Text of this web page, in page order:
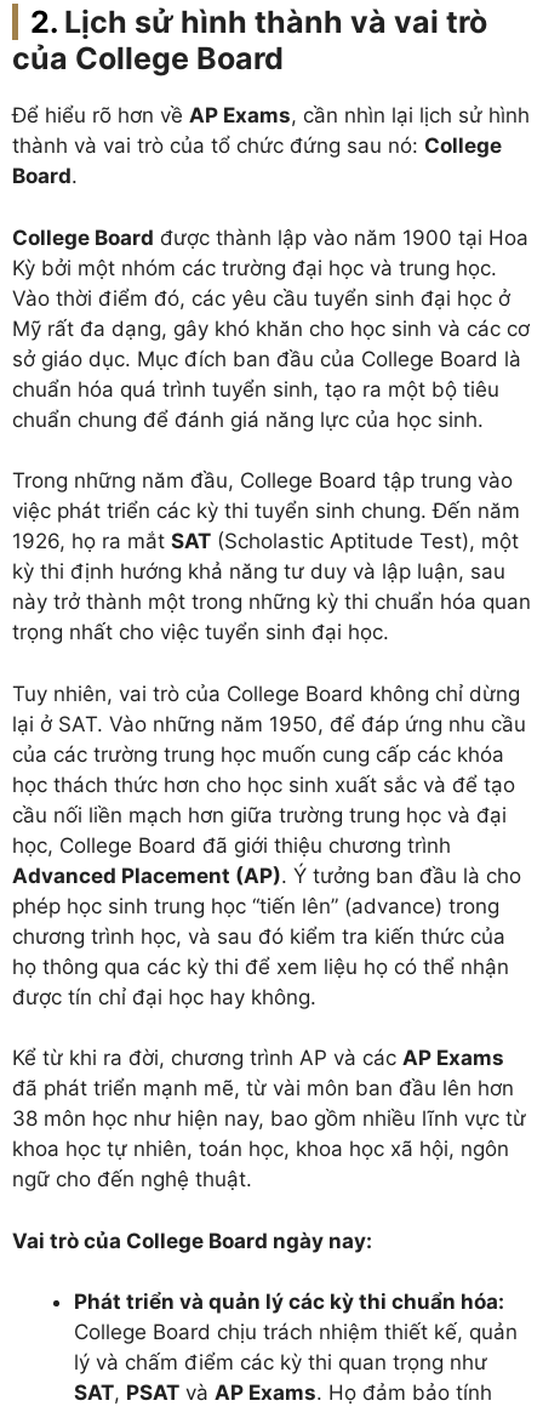
Lịch sử hình thành và vai trò
của College Board
Để hiểu rõ hơn về AP Exams, cần nhìn lại lịch sử hình
thành và vai trò của tổ chức đứng sau nó: College
Board.
College Board được thành lập vào năm 1900 tại Hoa
Kỳ bởi một nhóm các trường đại học và trung học.
Vào thời điểm đó, các yêu cầu tuyển sinh đại học ở
Mỹ rất đa dạng, gây khó khăn cho học sinh và các cơ
sở giáo dục. Mục đích ban đầu của College Board là
chuẩn hóa quá trình tuyển sinh, tạo ra một bộ tiêu
chuẩn chung để đánh giá năng lực của học sinh.
Trong những năm đầu, College Board tập trung vào
việc phát triển các kỳ thi tuyển sinh chung. Đến năm
1926, họ ra mắt SAT (Scholastic Aptitude Test), một
kỳ thi định hướng khả năng tư duy và lập luận, sau
này trở thành một trong những kỳ thi chuẩn hóa quan
trọng nhất cho việc tuyển sinh đại học.
Tuy nhiên, vai trò của College Board không chỉ dừng
lại ở SAT. Vào những năm 1950, để đáp ứng nhu cầu
của các trường trung học muốn cung cấp các khóa
học thách thức hơn cho học sinh xuất sắc và để tạo
cầu nối liền mạch hơn giữa trường trung học và đại
học, College Board đã giới thiệu chương trình
Advanced Placement (AP). Ý tưởng ban đầu là cho
phép học sinh trung học “tiến lên” (advance) trong
chương trình học, và sau đó kiểm tra kiến thức của
họ thông qua các kỳ thi để xem liệu họ có thể nhận
được tín chỉ đại học hay không.
Kể từ khi ra đời, chương trình AP và các AP Exams
đã phát triển mạnh mẽ, từ vài môn ban đầu lên hơn
38 môn học như hiện nay, bao gồm nhiều lĩnh vực từ
khoa học tự nhiên, toán học, khoa học xã hội, ngôn
ngữ cho đến nghệ thuật.
Vai trò của College Board ngày nay:
Phát triển và quản lý các kỳ thi chuẩn hóa:
College Board chịu trách nhiệm thiết kế, quản
lý và chấm điểm các kỳ thi quan trọng như
SAT, PSAT và AP Exams. Họ đảm bảo tính